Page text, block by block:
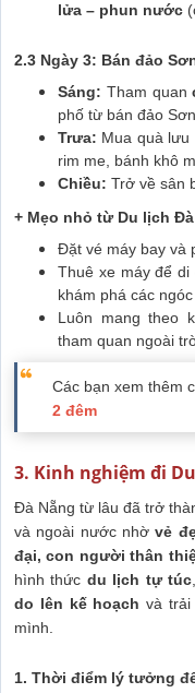
lửa – phun nước
2.3 Ngày 3: Bán đảo
Sáng: Tham quan
phố từ bán đảo Sơn
Trưa: Mua quà lưu
rim me, bánh khô
Chiều: Trở về sân
+ Mẹo nhỏ từ Du lịch
Đặt vé máy bay và
Thuê xe máy để
khám phá các
Luôn mang theo
tham quan ngoài
Các bạn xem thêm
2 đêm
3. Kinh nghiệm đi
Đà Nẵng từ lâu đã trở
và ngoài nước nhờvẻ
đại, con người thân
hình thức du lịch tự túc
do lên kế hoạch và trải
mình.
1. Thời điểm lý tưởng